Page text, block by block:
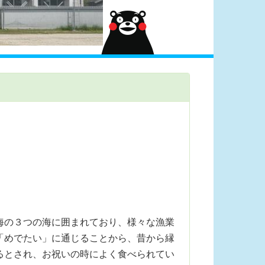
３つの海に囲まれており、様々な漁業
でたい」に通じることから、昔から縁
され、お祝いの時によく食べられてい